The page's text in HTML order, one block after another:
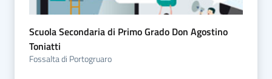
Scuola Secondaria di Primo Grado Don Agostino
Toniatti
Fossalta di Portogruaro